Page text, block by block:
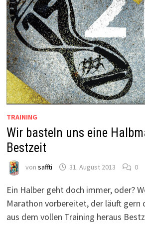
TRAINING
Wir basteln uns eine
Bestzeit
von saffti 31. August 2013 0
Ein Halber geht doch immer, oder?
Marathon vorbereitet, der läuft gern
aus dem vollen Training heraus